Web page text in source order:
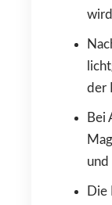
der
Bei
und
Die